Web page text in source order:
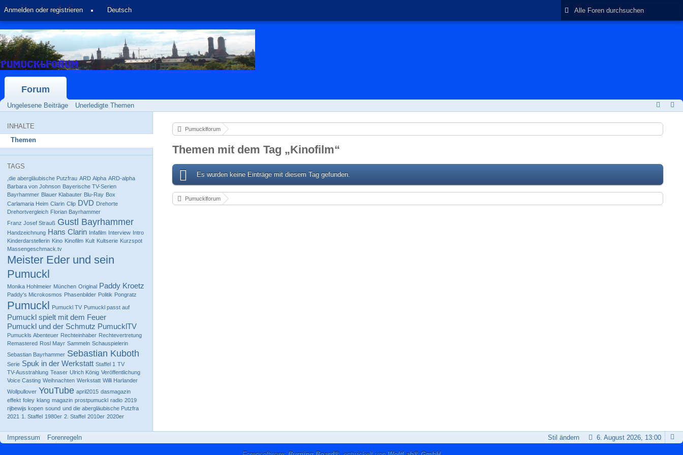
Anmelden oder registrieren Deutsch
Forum
Ungelesene Beiträge Unerledigte Themen
INHALTE
Themen
TAGS
,die abergläubische Putzfrau ARD Alpha ARD-alpha
Barbara von Johnson Bayerische TV-Serien
Bayrhammer Blauer Klabauter Blu-Ray Box
Carlamaria Heim Clarin Clip DVD Drehorte
Drehortvergleich Florian Bayrhammer
Franz Josef Strauß Gustl Bayrhammer
Handzeichnung Hans Clarin Infafilm Interview Intro
Kinderdarstellerin Kino Kinofilm Kult Kultserie Kurzspot
Massengeschmack.tv
Meister Eder und sein
Pumuckl
Monika Hohlmeier München Original Paddy Kroetz
Paddy's Microkosmos Phasenbilder Politik Pongratz
Pumuckl Pumuckl TV Pumuckl passt auf
Pumuckl spielt mit dem Feuer
Pumuckl und der Schmutz PumucklTV
Pumuckls Abenteuer Rechteinhaber Rechtevertretung
Remastered Rosl Mayr Sammeln Schauspielerin
Sebastian Bayrhammer Sebastian Kuboth
Serie Spuk in der Werkstatt Staffel 1 TV
TV-Ausstrahlung Teaser Ulrich König Veröffentlichung
Voice Casting Weihnachten Werkstatt Willi Harlander
Wollpullover YouTube april2015 dasmagazin
effekt foley klang magazin prostpumuckl radio 2019
rijbewijs kopen sound und die abergläubische Putzfra
2021 1. Staffel 1980er 2. Staffel 2010er 2020er
Pumucklforum
Themen mit dem Tag „Kinofilm“
Es wurden keine Einträge mit diesem Tag gefunden.
Pumucklforum
Impressum Forenregeln 6. August 2026, 13:00
Stil ändern